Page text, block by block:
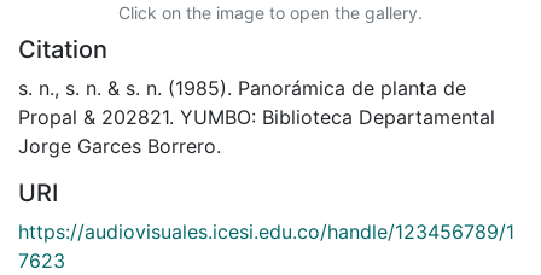
Click on the image to open the gallery.
Citation
s. n., s. n. & s. n. (1985). Panorámica de planta de
Propal & 202821. YUMBO: Biblioteca Departamental
Jorge Garces Borrero.
URI
https://audiovisuales.icesi.edu.co/handle/123456789/1
7623